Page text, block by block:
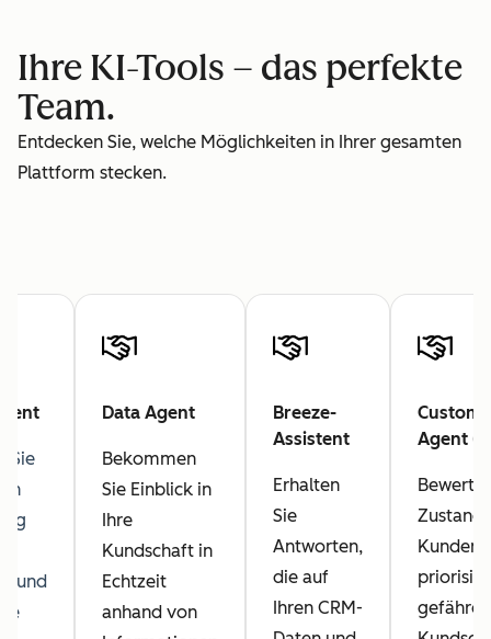
Ihre KI-Tools – das perfekte
Team.
Entdecken Sie, welche Möglichkeiten in Ihrer gesamten
Plattform stecken.
Sie
und
Data Agent
Bekommen
Sie Einblick in
Ihre
Kundschaft in
Echtzeit
anhand von
Breeze-
Assistent
Erhalten
Sie
Antworten,
die auf
Ihren CRM-
Agent
Zustand